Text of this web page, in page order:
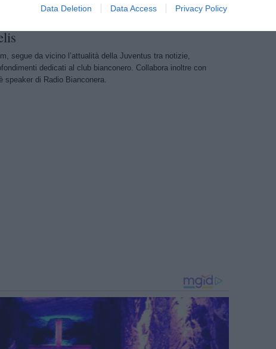
Data Deletion Data Access Privacy Policy
segue da vicino l’attualità della Juventus tra notizie,
dedicati al club bianconero. Collabora inoltre con
speaker di Radio Bianconera.